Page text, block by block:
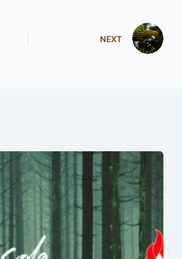
NEXT